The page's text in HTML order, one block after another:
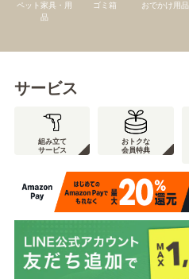
ペット家具・用
品
ゴミ箱 おでかけ用品
サービス
組み立て
サービス
おトクな
会員特典